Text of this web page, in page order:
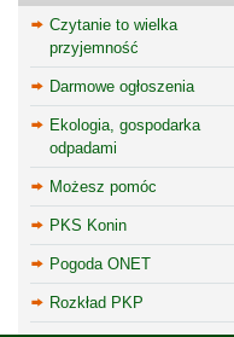
Czytanie to wielka
przyjemność
Darmowe ogłoszenia
Ekologia, gospodarka
odpadami
Możesz pomóc
PKS Konin
Pogoda ONET
Rozkład PKP